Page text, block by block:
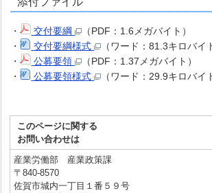
・ 交付要綱
（PDF：1.6メガバイト）
・
交付要綱様式
（ワード：81.3キロバイ
・
公募要領
（PDF：1.37メガバイト）
・
公募要領様式 （ワード：29.9キロバイ
このページに関する
お問い合わせは
産業労働部 産業政策課
〒840-8570
佐賀市城内一丁目１番５９号